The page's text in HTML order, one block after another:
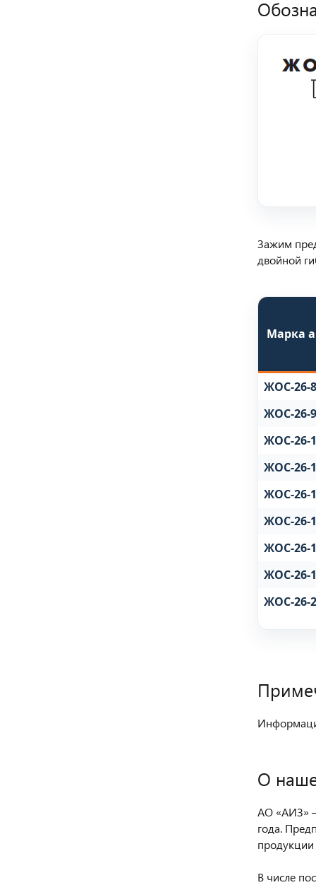
Зажим
двойной
Марка
ЖОС-26-
ЖОС-26-
ЖОС-26-
ЖОС-26-
ЖОС-26-
ЖОС-26-
ЖОС-26-
ЖОС-26-
ЖОС-26-
О
АО «АИЗ»
года.
продукции
В числе